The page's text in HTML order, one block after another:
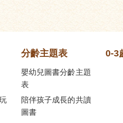
分齡主題表
嬰幼兒圖書分齡主題
表
陪伴孩子成長的共讀
圖書
0-3